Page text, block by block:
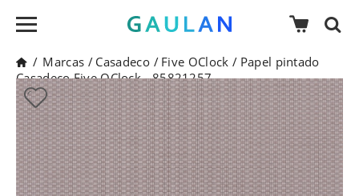
/ Marcas / Casadeco / Five OClock / Papel pintado
Casadeco Five OClock - 85821257